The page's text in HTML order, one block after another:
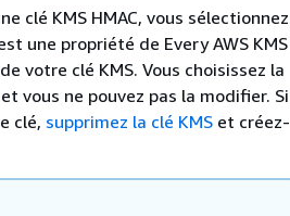
clé KMS HMAC, vous sélectionnez
une propriété de Every AWS KMS
votre clé KMS. Vous choisissez la
vous ne pouvez pas la modifier. Si
clé, supprimez la clé KMS et créez-